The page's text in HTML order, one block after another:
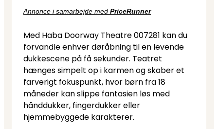
Annonce i samarbejde med PriceRunner
Med Haba Doorway Theatre 007281 kan du
forvandle enhver døråbning til en levende
dukkescene på få sekunder. Teatret
hænges simpelt op i karmen og skaber et
farverigt fokuspunkt, hvor børn fra 18
måneder kan slippe fantasien løs med
hånddukker, fingerdukker eller
hjemmebyggede karakterer.